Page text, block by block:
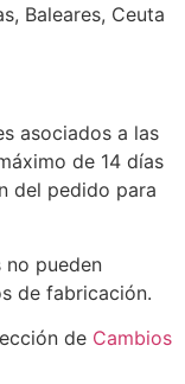
Baleares, Ceuta
asociados a las
de 14 días
del pedido para
no pueden
de fabricación.
de Cambios